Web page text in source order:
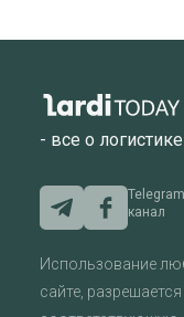
- все о
Telegram
канал
Использование
сайте,